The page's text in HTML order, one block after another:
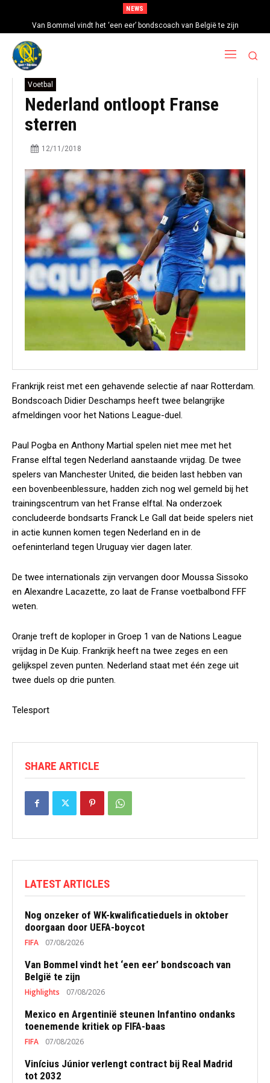
NEWS
Van Bommel vindt het ‘een eer’ bondscoach van België te zijn
Voetbal
Nederland ontloopt Franse
sterren
12/11/2018
Frankrijk reist met een gehavende selectie af naar Rotterdam.
Bondscoach Didier Deschamps heeft twee belangrijke
afmeldingen voor het Nations League-duel.
Paul Pogba en Anthony Martial spelen niet mee met het
Franse elftal tegen Nederland aanstaande vrijdag. De twee
spelers van Manchester United, die beiden last hebben van
een bovenbeenblessure, hadden zich nog wel gemeld bij het
trainingscentrum van het Franse elftal. Na onderzoek
concludeerde bondsarts Franck Le Gall dat beide spelers niet
in actie kunnen komen tegen Nederland en in de
oefeninterland tegen Uruguay vier dagen later.
De twee internationals zijn vervangen door Moussa Sissoko
en Alexandre Lacazette, zo laat de Franse voetbalbond FFF
weten.
Oranje treft de koploper in Groep 1 van de Nations League
vrijdag in De Kuip. Frankrijk heeft na twee zeges en een
gelijkspel zeven punten. Nederland staat met één zege uit
twee duels op drie punten.
Telesport
SHARE ARTICLE
LATEST ARTICLES
Nog onzeker of WK-kwalificatieduels in oktober
doorgaan door UEFA-boycot
FIFA 07/08/2026
Van Bommel vindt het ‘een eer’ bondscoach van
België te zijn
Highlights 07/08/2026
Mexico en Argentinië steunen Infantino ondanks
toenemende kritiek op FIFA-baas
FIFA 07/08/2026
Vinícius Júnior verlengt contract bij Real Madrid
tot 2032